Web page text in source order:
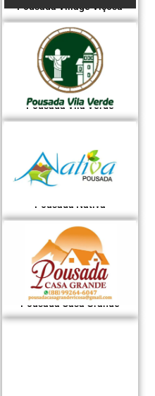
Pousada Village Viçosa
Pousada Vila Verde
Pousada Nativa
Pousada Casa Grande